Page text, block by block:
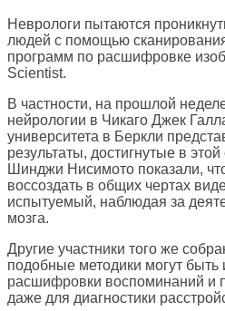
Неврологи пытаются
людей с помощью
программ по расшифровке
Scientist.
В частности, на прошлой
нейрологии в Чикаго Джек
университета в Беркли
результаты, достигнутые в
Шинджи Нисимото показали,
воссоздать в общих чертах
испытуемый, наблюдая за
мозга.
Другие участники того же
подобные методики могут быть
расшифровки воспоминаний и
даже для диагностики